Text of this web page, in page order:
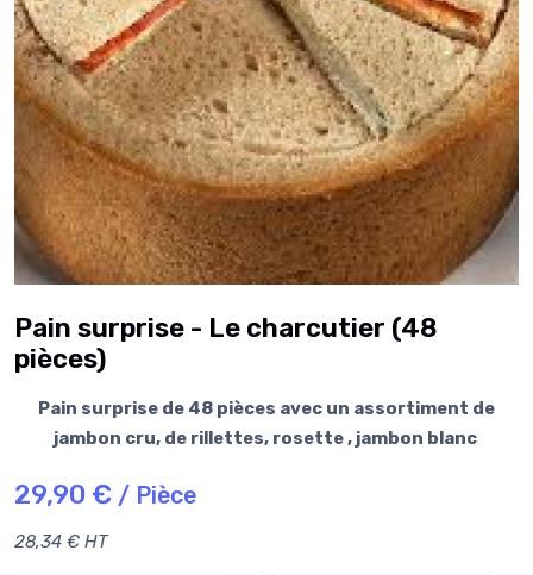
Pain surprise - Le charcutier (48
pièces)
Pain surprise de 48 pièces avec un assortiment de
jambon cru, de rillettes, rosette , jambon blanc
29,90 € / Pièce
28,34 € HT